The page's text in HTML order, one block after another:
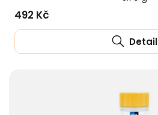
492 Kč
Detail